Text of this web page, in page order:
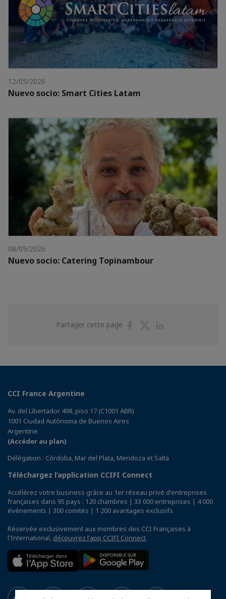
12/05/2026
Nuevo socio: Smart Cities Latam
08/05/2026
Nuevo socio: Catering Topinambour
Partager cette page
PartagerPartager
CCI France Argentine
Av. del Libertador 498, piso 17 (C1001 ABR)
1001 Ciudad Autónoma de Buenos Aires
Argentine
(Accéder au plan)
Délégation : Córdoba, Mar del Plata, Mendoza et Salta
Téléchargez l’application CCIFI Connect
Accélérez votre business grâce au 1er réseau privé d'entreprises
françaises dans 95 pays : 120 chambres | 33 000 entreprises | 4 000
événements | 300 comités | 1 200 avantages exclusifs
Réservée exclusivement aux membres des CCI Françaises à
l'International, découvrez l'app CCIFI Connect.